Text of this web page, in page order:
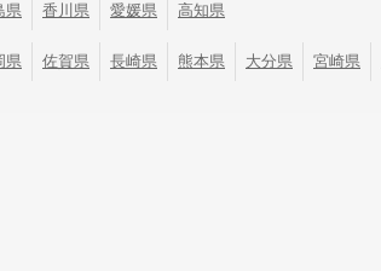
県 香川県 愛媛県 高知県
県 佐賀県 長崎県 熊本県 大分県 宮崎県